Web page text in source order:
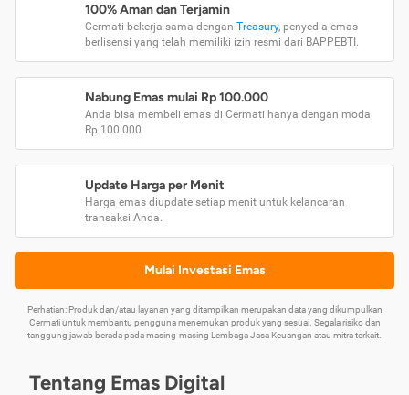
100% Aman dan Terjamin
Cermati bekerja sama dengan Treasury, penyedia emas
berlisensi yang telah memiliki izin resmi dari BAPPEBTI.
Nabung Emas mulai Rp 100.000
Anda bisa membeli emas di Cermati hanya dengan modal
Rp 100.000
Update Harga per Menit
Harga emas diupdate setiap menit untuk kelancaran
transaksi Anda.
Mulai Investasi Emas
Perhatian: Produk dan/atau layanan yang ditampilkan merupakan data yang dikumpulkan
Cermati untuk membantu pengguna menemukan produk yang sesuai. Segala risiko dan
tanggung jawab berada pada masing-masing Lembaga Jasa Keuangan atau mitra terkait.
Tentang Emas Digital